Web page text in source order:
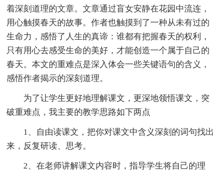
着深刻道理的文章。文章通过盲女安静在花园中流连，
用心触摸春天的故事。作者也触摸到了一种从未有过的
生命力，感悟了人生的真谛：谁都有把握春天的权利，
只有用心去感受生命的美好，才能创造一个属于自己的
春天。本文的重难点是深入体会一些关键语句的含义，
感悟作者揭示的深刻道理。
为了让学生更好地理解课文，更深地领悟课文，突
破重难点，我主要的教学思路如下两点
1、自由读课文，把你对课文中含义深刻的词句找出
来，反复研读、思考。
2、在老师讲解课文内容时，指导学生将自己的理